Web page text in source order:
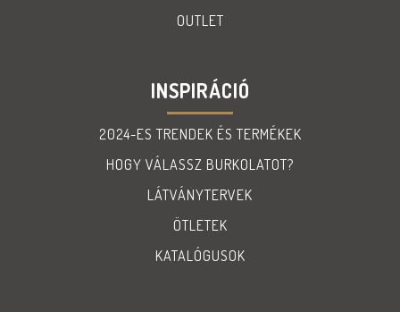
OUTLET
INSPIRÁCIÓ
2024-ES TRENDEK ÉS TERMÉKEK
HOGY VÁLASSZ BURKOLATOT?
LÁTVÁNYTERVEK
ÖTLETEK
KATALÓGUSOK